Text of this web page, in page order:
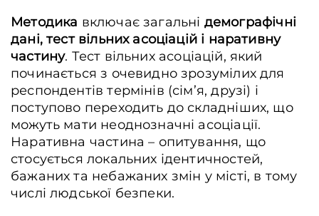
Методика включає загальні демографічні
дані, тест вільних асоціацій і наративну
частину. Тест вільних асоціацій, який
починається з очевидно зрозумілих для
респондентів термінів (сім’я, друзі) і
поступово переходить до складніших, що
можуть мати неоднозначні асоціації.
Наративна частина – опитування, що
стосується локальних ідентичностей,
бажаних та небажаних змін у місті, в тому
числі людської безпеки.